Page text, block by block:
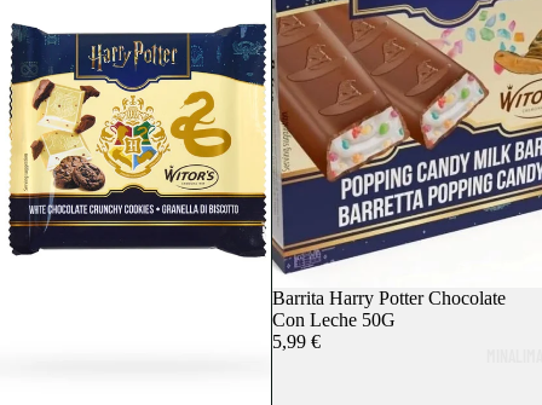
Agotado
Barrita Harry Potter Chocolate
Con Leche 50G
5,99 €